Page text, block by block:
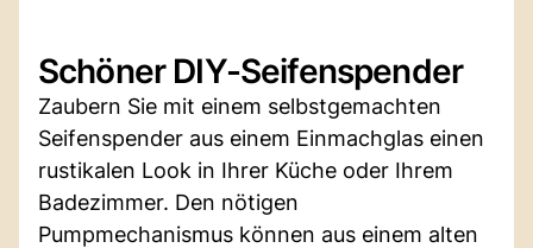
Schöner DIY-Seifenspender
Zaubern Sie mit einem selbstgemachten
Seifenspender aus einem Einmachglas einen
rustikalen Look in Ihrer Küche oder Ihrem
Badezimmer. Den nötigen
Pumpmechanismus können aus einem alten